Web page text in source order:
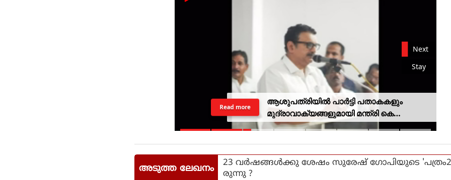
Next
Stay
ആശുപത്രിയില്‍ പാര്‍ട്ടി പതാകകളും
മുദ്രാവാക്യങ്ങളുമായി മന്ത്രി കെ
മുരളീധരനെ സ്വീകരിച്ചതിനു പിന്നാലെ
Read more
അടുത്ത ലേഖനം
23 വര്‍ഷങ്ങള്‍ക്കു ശേഷം സുരേഷ് ഗോപിയുടെ
രുന്നു ?